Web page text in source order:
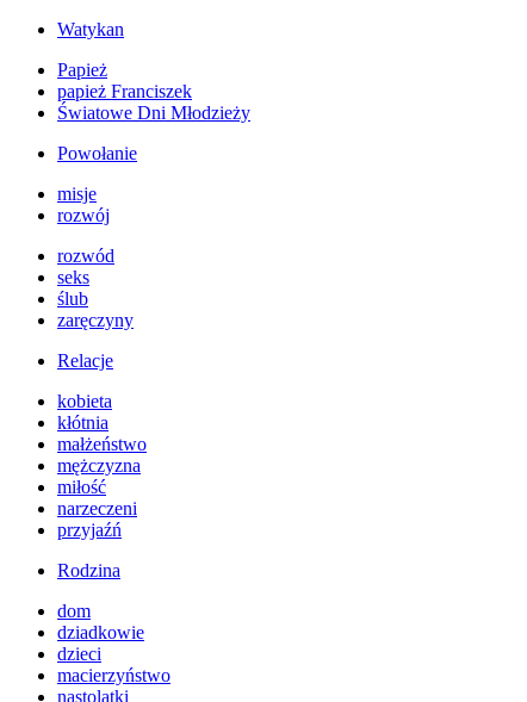
Watykan
Papież
papież Franciszek
Światowe Dni Młodzieży
Powołanie
misje
rozwój
rozwód
seks
ślub
zaręczyny
Relacje
kobieta
kłótnia
małżeństwo
mężczyzna
miłość
narzeczeni
przyjaźń
Rodzina
dom
dziadkowie
dzieci
macierzyństwo
nastolatki